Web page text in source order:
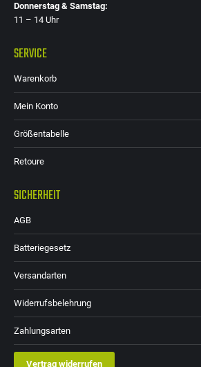
Donnerstag & Samstag:
11 – 14 Uhr
SERVICE
Warenkorb
Mein Konto
Größentabelle
Retoure
SICHERHEIT
AGB
Batteriegesetz
Versandarten
Widerrufsbelehrung
Zahlungsarten
Vertrag widerrufen